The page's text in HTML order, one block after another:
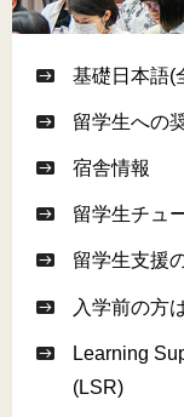
基礎日本語(
留学生への
宿舎情報
留学生チュ
留学生支援
入学前の方
Learning
(LSR)